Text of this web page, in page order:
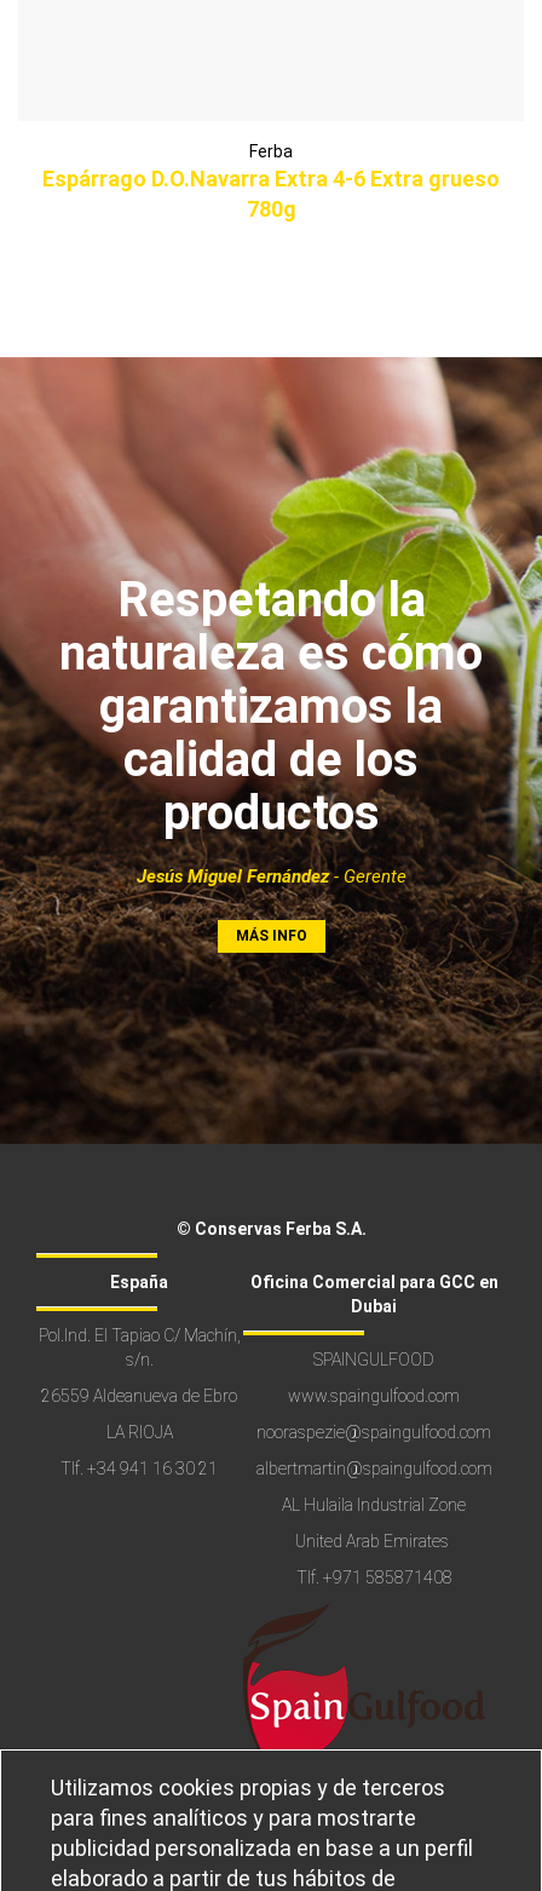
Ferba
Espárrago D.O.Navarra Extra 4-6 Extra grueso
780g
Respetando la
naturaleza es cómo
garantizamos la
calidad de los
productos
Jesús Miguel Fernández- Gerente
MÁS INFO
© Conservas Ferba S.A.
España
Pol.Ind. El Tapiao C/ Machín,
s/n.
26559 Aldeanueva de Ebro
LA RIOJA
Tlf.+34 941 16 30 21
Oficina Comercial para GCC en
Dubai
SPAINGULFOOD
www.spaingulfood.com
nooraspezie@spaingulfood.com
albertmartin@spaingulfood.com
AL Hulaila Industrial Zone
United Arab Emirates
Tlf. +971 585871408
Utilizamos cookies propias y de terceros
para fines analíticos y para mostrarte
publicidad personalizada en base a un perfil
elaborado a partir de tus hábitos de
Sobre
Ferba
Aviso legal
Política de privacidad
Política de cookies
Canal Ético